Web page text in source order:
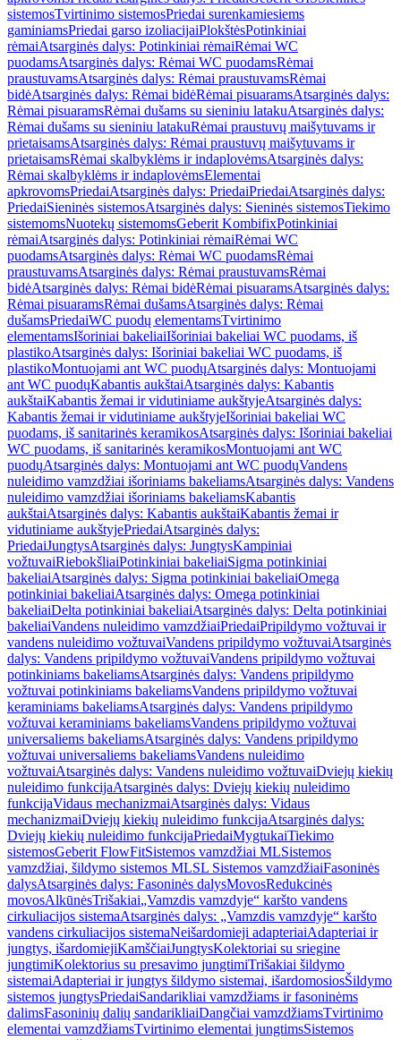
sistemosTvirtinimo sistemosPriedai surenkamiesiems
gaminiamsPriedai garso izoliacijaiPlokštėsPotinkiniai
rėmaiAtsarginės dalys: Potinkiniai rėmaiRėmai WC
puodamsAtsarginės dalys: Rėmai WC puodamsRėmai
praustuvamsAtsarginės dalys: Rėmai praustuvamsRėmai
bidėAtsarginės dalys: Rėmai bidėRėmai pisuaramsAtsarginės dalys:
Rėmai pisuaramsRėmai dušams su sieniniu latakuAtsarginės dalys:
Rėmai dušams su sieniniu latakuRėmai praustuvų maišytuvams ir
prietaisamsAtsarginės dalys: Rėmai praustuvų maišytuvams ir
prietaisamsRėmai skalbyklėms ir indaplovėmsAtsarginės dalys:
Rėmai skalbyklėms ir indaplovėmsElementai
apkrovomsPriedaiAtsarginės dalys: PriedaiPriedaiAtsarginės dalys:
PriedaiSieninės sistemosAtsarginės dalys: Sieninės sistemosTiekimo
sistemomsNuotekų sistemomsGeberit KombifixPotinkiniai
rėmaiAtsarginės dalys: Potinkiniai rėmaiRėmai WC
puodamsAtsarginės dalys: Rėmai WC puodamsRėmai
praustuvamsAtsarginės dalys: Rėmai praustuvamsRėmai
bidėAtsarginės dalys: Rėmai bidėRėmai pisuaramsAtsarginės dalys:
Rėmai pisuaramsRėmai dušamsAtsarginės dalys: Rėmai
dušamsPriedaiWC puodų elementamsTvirtinimo
elementamsIšoriniai bakeliaiIšoriniai bakeliai WC puodams, iš
plastikoAtsarginės dalys: Išoriniai bakeliai WC puodams, iš
plastikoMontuojami ant WC puodųAtsarginės dalys: Montuojami
ant WC puodųKabantis aukštaiAtsarginės dalys: Kabantis
aukštaiKabantis žemai ir vidutiniame aukštyjeAtsarginės dalys:
Kabantis žemai ir vidutiniame aukštyjeIšoriniai bakeliai WC
puodams, iš sanitarinės keramikosAtsarginės dalys: Išoriniai bakeliai
WC puodams, iš sanitarinės keramikosMontuojami ant WC
puodųAtsarginės dalys: Montuojami ant WC puodųVandens
nuleidimo vamzdžiai išoriniams bakeliamsAtsarginės dalys: Vandens
nuleidimo vamzdžiai išoriniams bakeliamsKabantis
aukštaiAtsarginės dalys: Kabantis aukštaiKabantis žemai ir
vidutiniame aukštyjePriedaiAtsarginės dalys:
PriedaiJungtysAtsarginės dalys: JungtysKampiniai
vožtuvaiRiebokšliaiPotinkiniai bakeliaiSigma potinkiniai
bakeliaiAtsarginės dalys: Sigma potinkiniai bakeliaiOmega
potinkiniai bakeliaiAtsarginės dalys: Omega potinkiniai
bakeliaiDelta potinkiniai bakeliaiAtsarginės dalys: Delta potinkiniai
bakeliaiVandens nuleidimo vamzdžiaiPriedaiPripildymo vožtuvai ir
vandens nuleidimo vožtuvaiVandens pripildymo vožtuvaiAtsarginės
dalys: Vandens pripildymo vožtuvaiVandens pripildymo vožtuvai
potinkiniams bakeliamsAtsarginės dalys: Vandens pripildymo
vožtuvai potinkiniams bakeliamsVandens pripildymo vožtuvai
keraminiams bakeliamsAtsarginės dalys: Vandens pripildymo
vožtuvai keraminiams bakeliamsVandens pripildymo vožtuvai
universaliems bakeliamsAtsarginės dalys: Vandens pripildymo
vožtuvai universaliems bakeliamsVandens nuleidimo
vožtuvaiAtsarginės dalys: Vandens nuleidimo vožtuvaiDviejų kiekių
nuleidimo funkcijaAtsarginės dalys: Dviejų kiekių nuleidimo
funkcijaVidaus mechanizmaiAtsarginės dalys: Vidaus
mechanizmaiDviejų kiekių nuleidimo funkcijaAtsarginės dalys:
Dviejų kiekių nuleidimo funkcijaPriedaiMygtukaiTiekimo
sistemosGeberit FlowFitSistemos vamzdžiai MLSistemos
vamzdžiai, šildymo sistemos MLSL Sistemos vamzdžiaiFasoninės
dalysAtsarginės dalys: Fasoninės dalysMovosRedukcinės
movosAlkūnėsTrišakiai„Vamzdis vamzdyje“ karšto vandens
cirkuliacijos sistemaAtsarginės dalys: „Vamzdis vamzdyje“ karšto
vandens cirkuliacijos sistemaNeišardomieji adapteriaiAdapteriai ir
jungtys, išardomiejiKamščiaiJungtysKolektoriai su sriegine
jungtimiKolektorius su presavimo jungtimiTrišakiai šildymo
sistemaiAdapteriai ir jungtys šildymo sistemai, išardomosiosŠildymo
sistemos jungtysPriedaiSandarikliai vamzdžiams ir fasoninėms
dalimsFasoninių dalių sandarikliaiDangčiai vamzdžiamsTvirtinimo
elementai vamzdžiamsTvirtinimo elementai jungtimsSistemos